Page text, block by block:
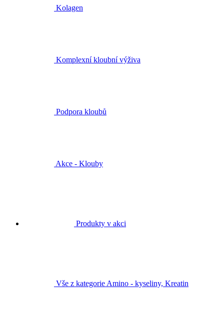
Kolagen
Komplexní kloubní výživa
Podpora kloubů
Akce - Klouby
Produkty v akci
Vše z kategorie Amino - kyseliny, Kreatin